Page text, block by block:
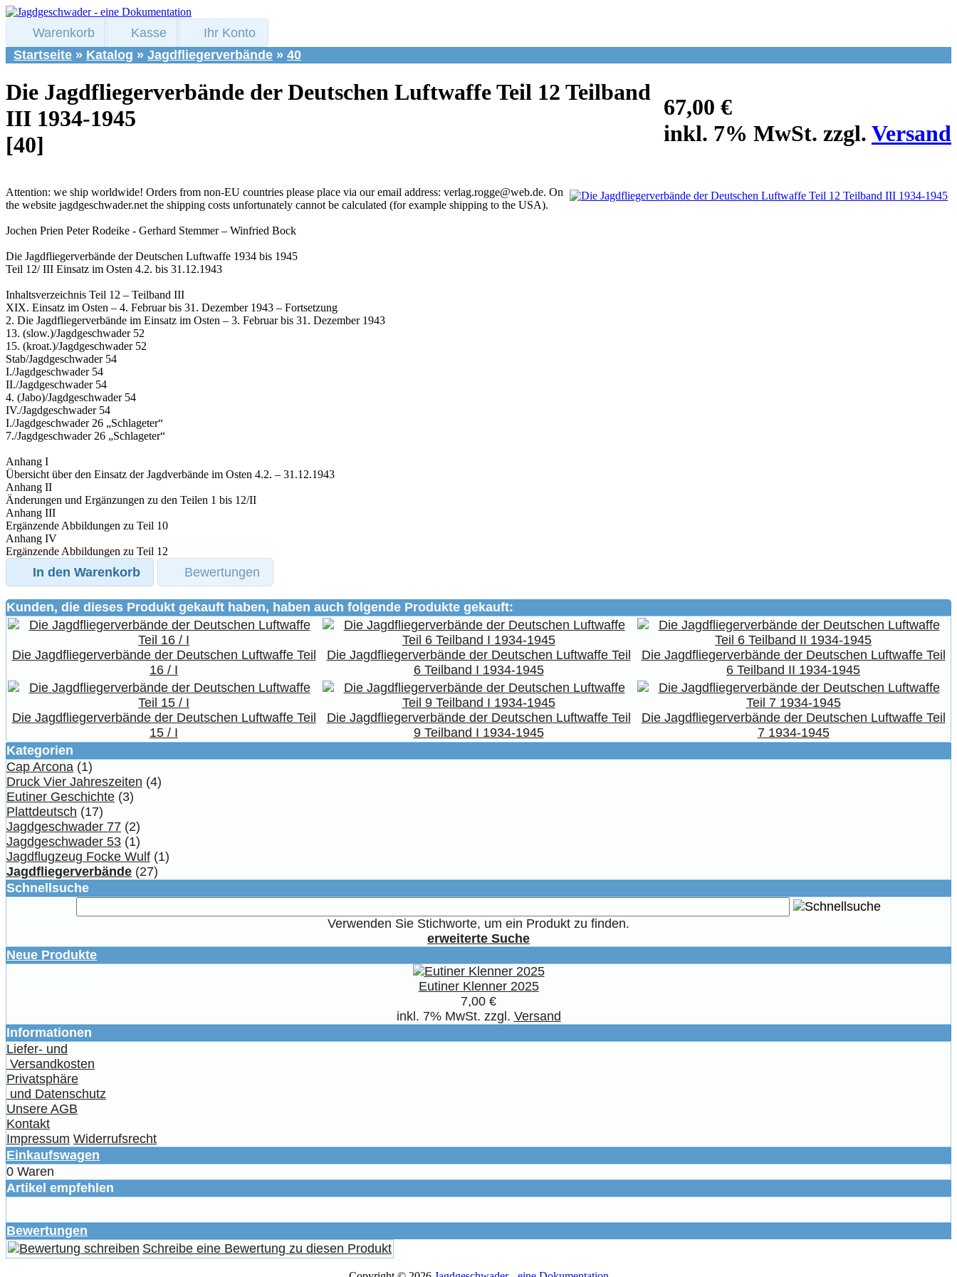
Warenkorb Kasse
Ihr Konto
Startseite » Katalog » Jagdfliegerverbände » 40
67,00 €
inkl. 7% MwSt. zzgl. Versand
Die Jagdfliegerverbände der Deutschen Luftwaffe Teil 12 Teilband
III 1934-1945
[40]
Attention: we ship worldwide! Orders from non-EU countries please place via our email address: verlag.rogge@web.de. On
the website jagdgeschwader.net the shipping costs unfortunately cannot be calculated (for example shipping to the USA).
Jochen Prien Peter Rodeike - Gerhard Stemmer – Winfried Bock
Die Jagdfliegerverbände der Deutschen Luftwaffe 1934 bis 1945
Teil 12/ III Einsatz im Osten 4.2. bis 31.12.1943
Inhaltsverzeichnis Teil 12 – Teilband III
XIX. Einsatz im Osten – 4. Februar bis 31. Dezember 1943 – Fortsetzung
2. Die Jagdfliegerverbände im Einsatz im Osten – 3. Februar bis 31. Dezember 1943
13. (slow.)/Jagdgeschwader 52
15. (kroat.)/Jagdgeschwader 52
Stab/Jagdgeschwader 54
I./Jagdgeschwader 54
II./Jagdgeschwader 54
4. (Jabo)/Jagdgeschwader 54
IV./Jagdgeschwader 54
I./Jagdgeschwader 26 „Schlageter“
7./Jagdgeschwader 26 „Schlageter“
Anhang I
Übersicht über den Einsatz der Jagdverbände im Osten 4.2. – 31.12.1943
Anhang II
Änderungen und Ergänzungen zu den Teilen 1 bis 12/II
Anhang III
Ergänzende Abbildungen zu Teil 10
Anhang IV
Ergänzende Abbildungen zu Teil 12
In den Warenkorb Bewertungen
Kunden, die dieses Produkt gekauft haben, haben auch folgende Produkte gekauft:
Die Jagdfliegerverbände der Deutschen Luftwaffe Teil
16 / I
Die Jagdfliegerverbände der Deutschen Luftwaffe Teil
6 Teilband I 1934-1945
Die Jagdfliegerverbände der Deutschen Luftwaffe Teil
6 Teilband II 1934-1945
Die Jagdfliegerverbände der Deutschen Luftwaffe Teil
15 / I
Die Jagdfliegerverbände der Deutschen Luftwaffe Teil
9 Teilband I 1934-1945
Die Jagdfliegerverbände der Deutschen Luftwaffe Teil
7 1934-1945
Kategorien
Cap Arcona (1)
Druck Vier Jahreszeiten (4)
Eutiner Geschichte (3)
Plattdeutsch (17)
Jagdgeschwader 77 (2)
Jagdgeschwader 53 (1)
Jagdflugzeug Focke Wulf (1)
Jagdfliegerverbände (27)
Schnellsuche
Verwenden Sie Stichworte, um ein Produkt zu finden.
erweiterte Suche
Neue Produkte
Eutiner Klenner 2025
7,00 €
inkl. 7% MwSt. zzgl. Versand
Informationen
Liefer- und
Versandkosten
Privatsphäre
und Datenschutz
Unsere AGB
Kontakt
Impressum Widerrufsrecht
Einkaufswagen
0 Waren
Artikel empfehlen
Bewertungen
Schreibe eine Bewertung zu diesen Produkt